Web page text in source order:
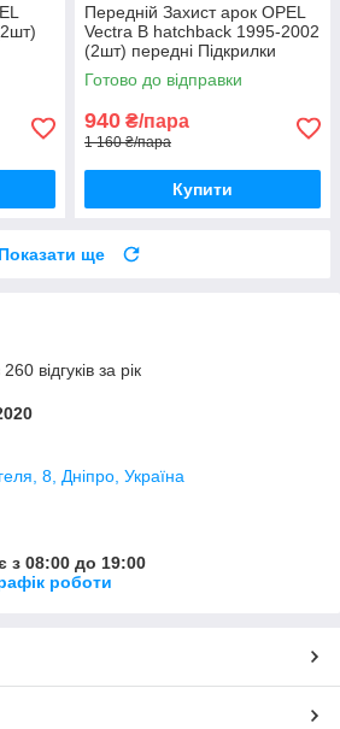
Передній Захист арок OPEL
Vectra B hatchback 1995-2002
(2шт) передні Підкрилки
Опель Вектра Б хетчбек пара
передніх
Готово до відправки
940 ₴/пара
1 160 ₴/пара
Купити
Показати ще
відгуків за рік
8, Дніпро, Україна
з 08:00 до 19:00
роботи